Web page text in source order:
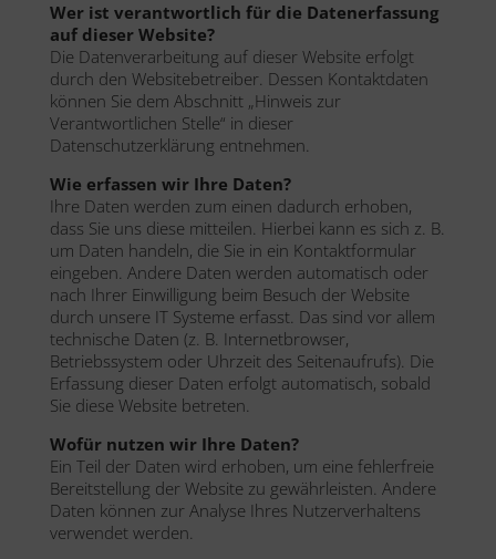
Wer ist verantwortlich für die Datenerfassung
auf dieser Website?
Die Datenverarbeitung auf dieser Website erfolgt
durch den Websitebetreiber. Dessen Kontaktdaten
können Sie dem Abschnitt „Hinweis zur
Verantwortlichen Stelle“ in dieser
Datenschutzerklärung entnehmen.
Wie erfassen wir Ihre Daten?
Ihre Daten werden zum einen dadurch erhoben,
dass Sie uns diese mitteilen. Hierbei kann es sich z. B.
um Daten handeln, die Sie in ein Kontaktformular
eingeben. Andere Daten werden automatisch oder
nach Ihrer Einwilligung beim Besuch der Website
durch unsere IT Systeme erfasst. Das sind vor allem
technische Daten (z. B. Internetbrowser,
Betriebssystem oder Uhrzeit des Seitenaufrufs). Die
Erfassung dieser Daten erfolgt automatisch, sobald
Sie diese Website betreten.
Wofür nutzen wir Ihre Daten?
Ein Teil der Daten wird erhoben, um eine fehlerfreie
Bereitstellung der Website zu gewährleisten. Andere
Daten können zur Analyse Ihres Nutzerverhaltens
verwendet werden.